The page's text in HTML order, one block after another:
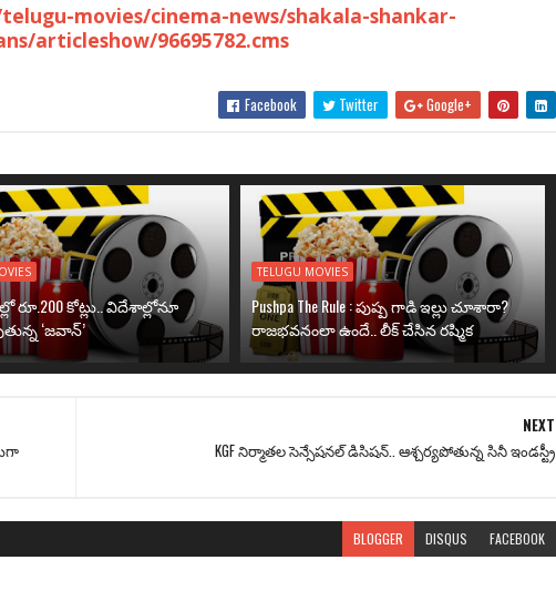
movies/cinema-news/shakala-shankar-
articleshow/96695782.cms
Facebook Twitter Google+
రూ.200 కోట్లు.. విదేశాల్లోనూ
‘జవాన్’
TELUGU MOVIES
Pushpa The Rule : పుష్ప గాడి ఇల్లు చూశారా?
రాజభవనంలా ఉందే.. లీక్ చేసిన రష్మిక
NEXT
KGF నిర్మాతల సెన్సేషనల్ డిసిషన్.. ఆశ్చర్యపోతున్న సినీ ఇండస్ట్రీ
BLOGGER DISQUS FACEBOOK